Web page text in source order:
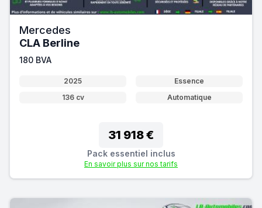
Mercedes
CLA Berline
180 BVA
2025
Essence
136 cv
Automatique
31 918 €
Pack essentiel inclus
En savoir plus sur nos tarifs